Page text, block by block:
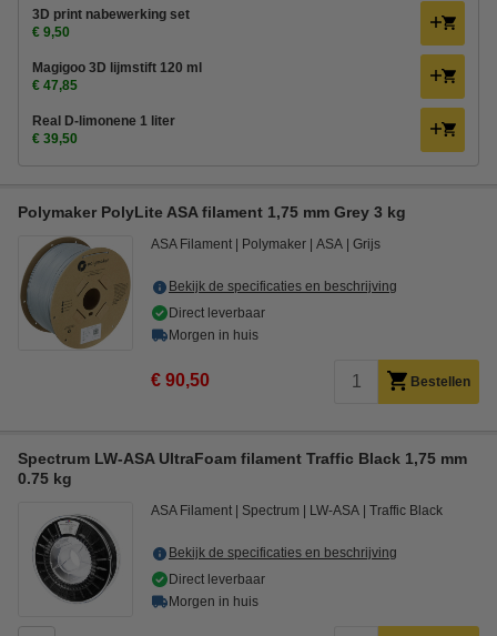
3D print nabewerking set
€ 9,50
Magigoo 3D lijmstift 120 ml
€ 47,85
Real D-limonene 1 liter
€ 39,50
Polymaker PolyLite ASA filament 1,75 mm Grey 3 kg
ASA Filament Polymaker ASA Grijs
Bekijk de specificaties en beschrijving
Direct leverbaar
Morgen in huis
€ 90,50 Bestellen
Spectrum LW-ASA UltraFoam filament Traffic Black 1,75 mm
0.75 kg
ASA Filament Spectrum LW-ASA Traffic Black
Bekijk de specificaties en beschrijving
Direct leverbaar
Morgen in huis